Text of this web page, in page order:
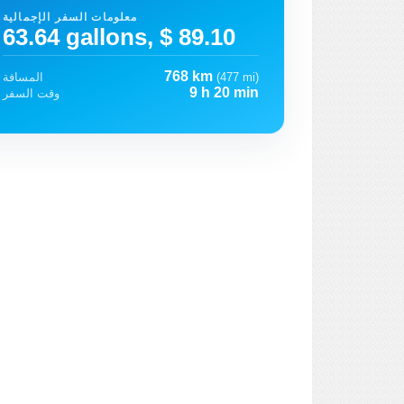
معلومات السفر الإجمالية
63.64 gallons, $ 89.10
المسافة 768 km (477 mi)
وقت السفر
9 h 20 min